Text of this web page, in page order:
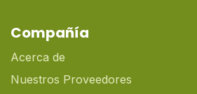
Compañía
Acerca de
Nuestros Proveedores